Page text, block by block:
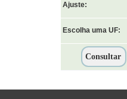
Ajuste:
Escolha uma UF: